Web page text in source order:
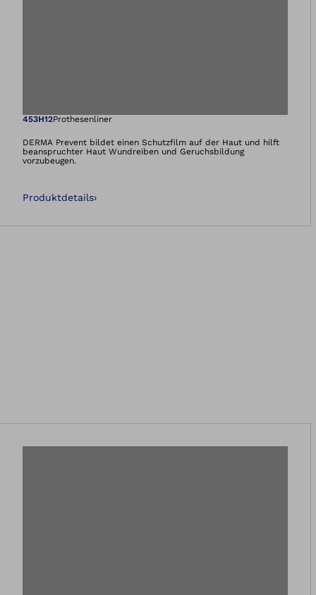
Öffnet das Bild
453H12Prothesenliner
DERMA Prevent bildet einen Schutzfilm auf der Haut und hilft
beanspruchter Haut Wundreiben und Geruchsbildung
vorzubeugen.
Produktdetails›